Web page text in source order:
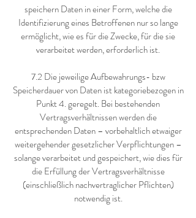
speichern Daten in einer Form, welche die
Identifizierung eines Betroffenen nur so lange
ermöglicht, wie es für die Zwecke, für die sie
verarbeitet werden, erforderlich ist.
7.2 Die jeweilige Aufbewahrungs- bzw
Speicherdauer von Daten ist kategoriebezogen in
Punkt 4. geregelt. Bei bestehenden
Vertragsverhältnissen werden die
entsprechenden Daten – vorbehaltlich etwaiger
weitergehender gesetzlicher Verpflichtungen –
solange verarbeitet und gespeichert, wie dies für
die Erfüllung der Vertragsverhältnisse
(einschließlich nachvertraglicher Pflichten)
notwendig ist.